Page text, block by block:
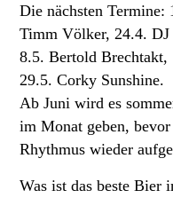
Die nächsten
Timm Völker, 24.4. DJ
8.5. Bertold
29.5. Corky Sunshine.
Ab Juni wird es
im Monat geben,
Rhythmus wieder
Was ist das beste Bier